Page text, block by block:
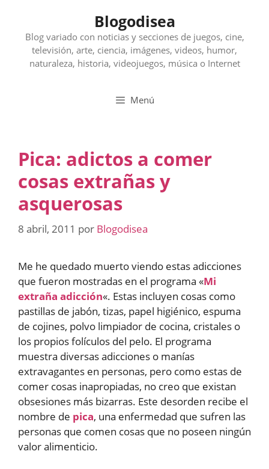
contenido
Blogodisea
Blog variado con noticias y secciones de juegos, cine,
televisión, arte, ciencia, imágenes, videos, humor,
naturaleza, historia, videojuegos, música o Internet
Menú
Pica: adictos a comer
cosas extrañas y
asquerosas
8 abril, 2011 por Blogodisea
Me he quedado muerto viendo estas adicciones
que fueron mostradas en el programa «Mi
extraña adicción«. Estas incluyen cosas como
pastillas de jabón, tizas, papel higiénico, espuma
de cojines, polvo limpiador de cocina, cristales o
los propios folículos del pelo. El programa
muestra diversas adicciones o manías
extravagantes en personas, pero como estas de
comer cosas inapropiadas, no creo que existan
obsesiones más bizarras. Este desorden recibe el
nombre de pica, una enfermedad que sufren las
personas que comen cosas que no poseen ningún
valor alimenticio.